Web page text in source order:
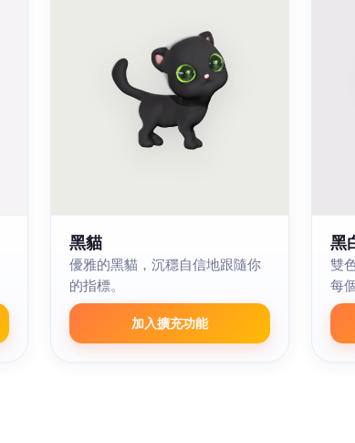
黑貓
優雅的黑貓，沉穩自信地跟隨你
的指標。
加入擴充功能
黑
雙
每